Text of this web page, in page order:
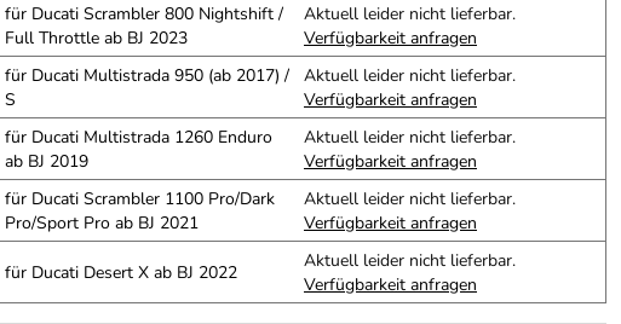
für Ducati Scrambler 800 Nightshift /
Full Throttle ab BJ 2023
Aktuell leider nicht lieferbar.
Verfügbarkeit anfragen
für Ducati Multistrada 950 (ab 2017) /
S
Aktuell leider nicht lieferbar.
Verfügbarkeit anfragen
für Ducati Multistrada 1260 Enduro
ab BJ 2019
Aktuell leider nicht lieferbar.
Verfügbarkeit anfragen
für Ducati Scrambler 1100 Pro/Dark
Pro/Sport Pro ab BJ 2021
Aktuell leider nicht lieferbar.
Verfügbarkeit anfragen
für Ducati Desert X ab BJ 2022
Aktuell leider nicht lieferbar.
Verfügbarkeit anfragen